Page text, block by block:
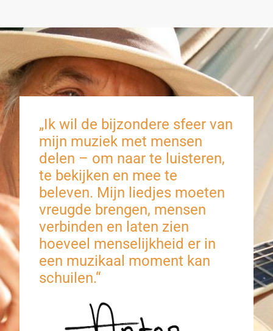
„Ik wil de bijzondere sfeer van
mijn muziek met mensen
delen – om naar te luisteren,
te bekijken en mee te
beleven. Mijn liedjes moeten
vreugde brengen, mensen
verbinden en laten zien
hoeveel menselijkheid er in
een muzikaal moment kan
schuilen.“